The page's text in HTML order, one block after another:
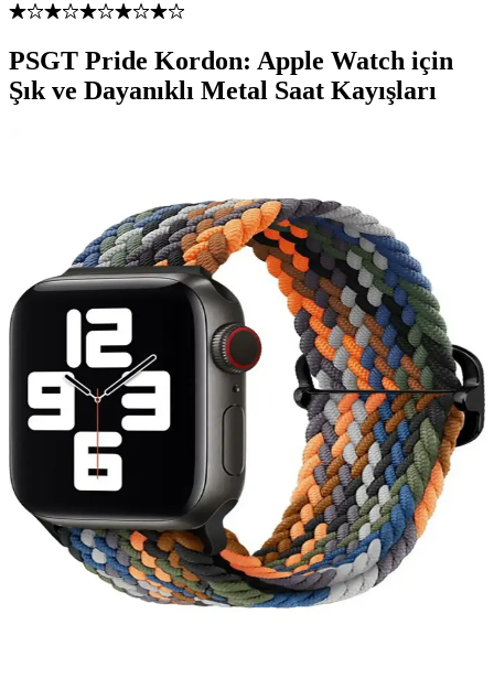
PSGT Pride Kordon: Apple Watch için
Şık ve Dayanıklı Metal Saat Kayışları